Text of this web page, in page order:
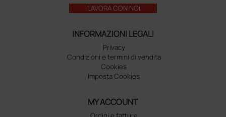
LAVORA CON NOI
INFORMAZIONI LEGALI
Privacy
Condizioni e termini di vendita
Cookies
Imposta Cookies
MY ACCOUNT